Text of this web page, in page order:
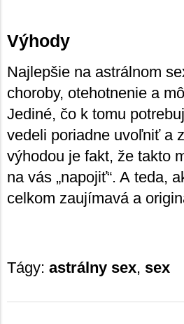
Výhody
Najlepšie na astrálnom
choroby, otehotnenie a
Jediné, čo k tomu
vedeli poriadne uvoľniť a
výhodou je fakt, že takto
na vás „napojiť“. A teda,
celkom zaujímavá a
Tágy: astrálny sex, sex